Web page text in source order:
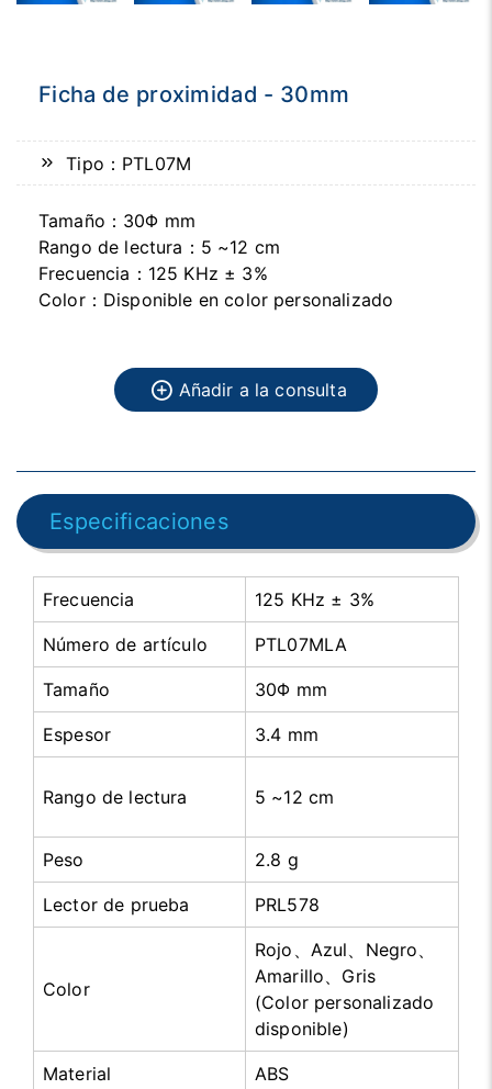
Ficha de proximidad - 30mm
Tipo：PTL07M
Tamaño：30Φ mm
Rango de lectura：5 ~12 cm
Frecuencia：125 KHz ± 3%
Color：Disponible en color personalizado
Añadir a la consulta
Especificaciones
Frecuencia 125 KHz ± 3%
Número de artículo PTL07MLA
Tamaño 30Φ mm
Espesor 3.4 mm
Rango de lectura 5 ~12 cm
Peso 2.8 g
Lector de prueba PRL578
Color
Rojo、Azul、Negro、
Amarillo、Gris
(Color personalizado
disponible)
Material ABS